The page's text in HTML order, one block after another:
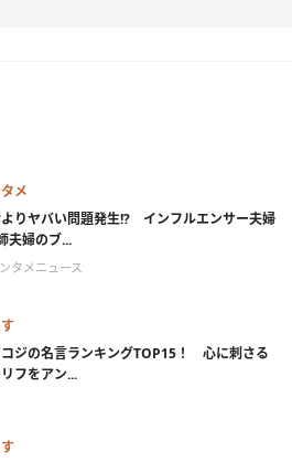
メ
りヤバい問題発生!? インフルエンサー夫婦
夫婦のブ...
タメニュース
ジの名言ランキングTOP15！ 心に刺さる
フをアン...